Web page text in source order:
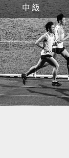
中 級